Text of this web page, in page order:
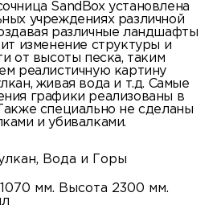
SandBox установлена
учреждениях различной
различные ландшафты
изменение структуры и
от высоты песка, таким
реалистичную картину
живая вода и т.д. Самые
графики реализованы в
специально не сделаны
и убивалками.
Вода и Горы
мм. Высота 2300 мм.